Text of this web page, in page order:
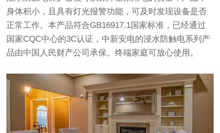
身体积小，且具有灯光报警功能，可及时发现设备是否
正常工作。本产品符合GB16917.1国家标准，已经通过
国家CQC中心的3C认证，中新安电的浸水防触电系列产
品由中国人民财产公司承保。终端家庭可放心使用。